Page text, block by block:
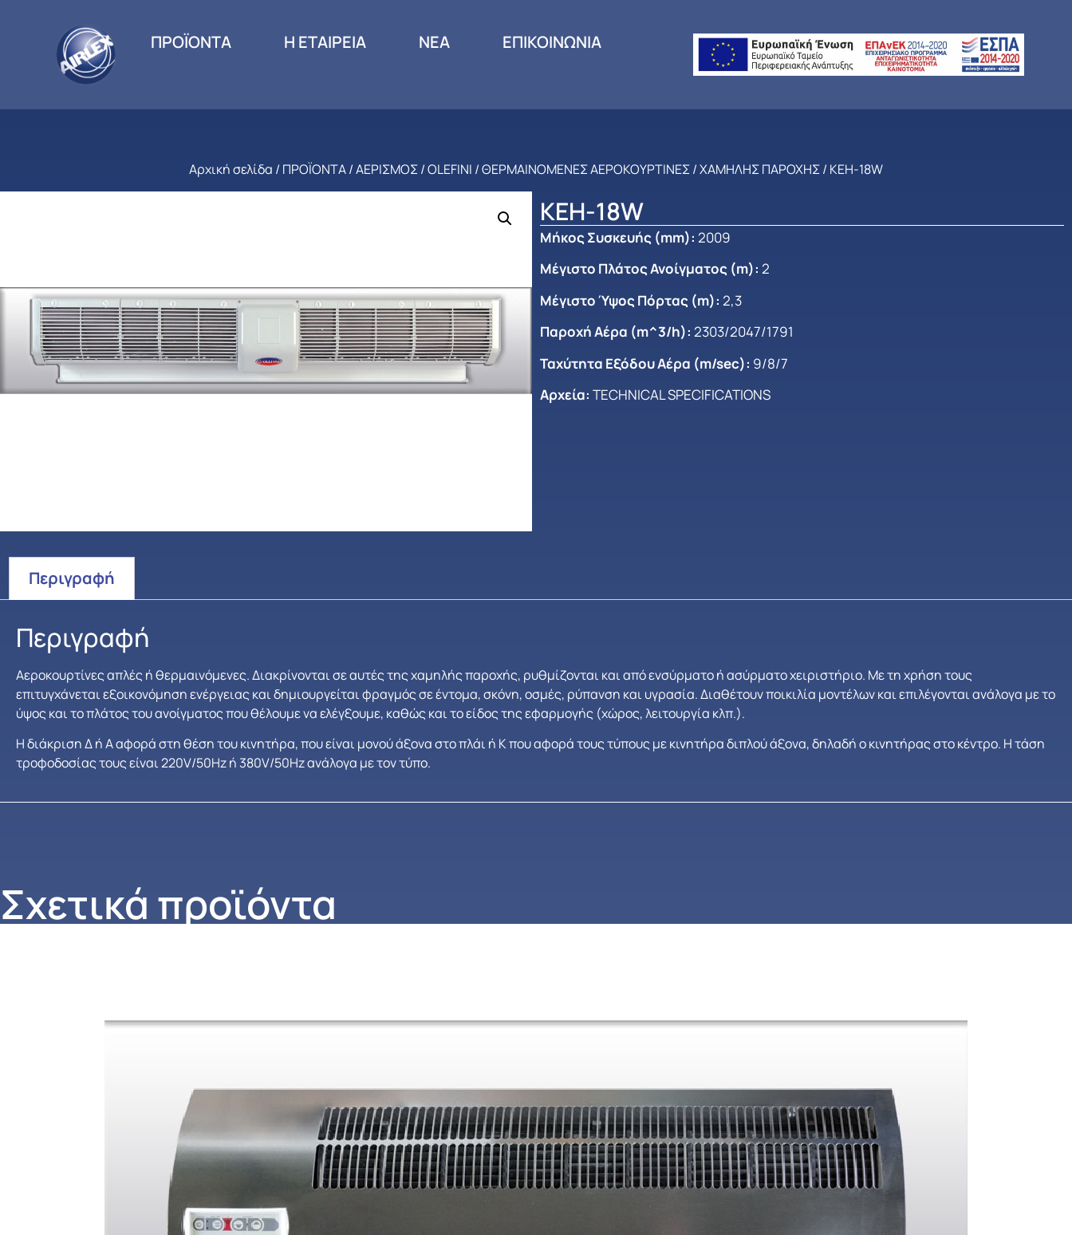
ΠΡΟΪΟΝΤΑ Η ΕΤΑΙΡΕΙΑ ΝΕΑ ΕΠΙΚΟΙΝΩΝΙΑ
Αρχική σελίδα / ΠΡΟΪΟΝΤΑ/ΑΕΡΙΣΜΟΣ/OLEFINI /ΘΕΡΜΑΙΝΟΜΕΝΕΣ ΑΕΡΟΚΟΥΡΤΙΝΕΣ/ΧΑΜΗΛΗΣ ΠΑΡΟΧΗΣ/ KEH-18W
KEH-18W
Μήκος Συσκευής (mm): 2009
Μέγιστο Πλάτος Ανοίγματος (m): 2
Μέγιστο Ύψος Πόρτας (m): 2,3
Παροχή Αέρα (m^3/h): 2303/2047/1791
Ταχύτητα Εξόδου Αέρα (m/sec): 9/8/7
Αρχεία: TECHNICAL SPECIFICATIONS
Περιγραφή
Περιγραφή
Αεροκουρτίνες απλές ή θερμαινόμενες. Διακρίνονται σε αυτές της χαμηλής παροχής, ρυθμίζονται και από ενσύρματο ή ασύρματο χειριστήριο. Με τη χρήση τους
επιτυγχάνεται εξοικονόμηση ενέργειας και δημιουργείται φραγμός σε έντομα, σκόνη, οσμές, ρύπανση και υγρασία. Διαθέτουν ποικιλία μοντέλων και επιλέγονται ανάλογα με το
ύψος και το πλάτος του ανοίγματος που θέλουμε να ελέγξουμε, καθώς και το είδος της εφαρμογής (χώρος, λειτουργία κλπ.).
Η διάκριση Δ ή Α αφορά στη θέση του κινητήρα, που είναι μονού άξονα στο πλάι ή Κ που αφορά τους τύπους με κινητήρα διπλού άξονα, δηλαδή ο κινητήρας στο κέντρο. Η τάση
τροφοδοσίας τους είναι 220V/50Hz ή 380V/50Hz ανάλογα με τον τύπο.
Σχετικά προϊόντα